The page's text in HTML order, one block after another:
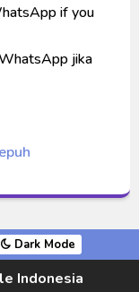
if you
jika
Dark Mode
Indonesia